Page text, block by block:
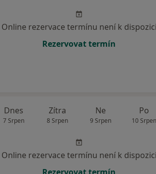
Online rezervace termínu není k dispozici
Rezervovat termín
Dnes
7 Srpen
Zítra
8 Srpen
Ne
9 Srpen
Po
10 Srpen
Online rezervace termínu není k dispozici